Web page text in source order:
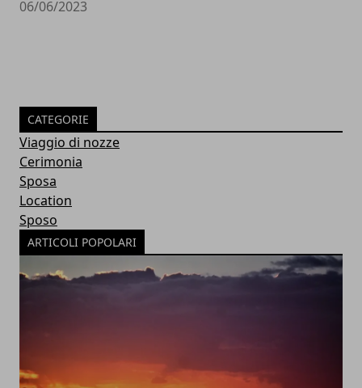
06/06/2023
CATEGORIE
Viaggio di nozze
Cerimonia
Sposa
Location
Sposo
ARTICOLI POPOLARI